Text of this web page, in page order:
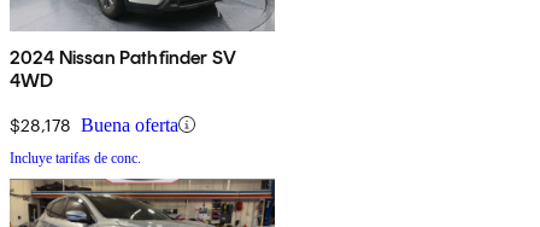
2024 Nissan Pathfinder SV
4WD
$28,178 Buena oferta
Incluye tarifas de conc.